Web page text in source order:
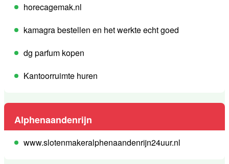
horecagemak.nl
kamagra bestellen en het werkte echt goed
dg parfum kopen
Kantoorruimte huren
Alphenaandenrijn
www.slotenmakeralphenaandenrijn24uur.nl